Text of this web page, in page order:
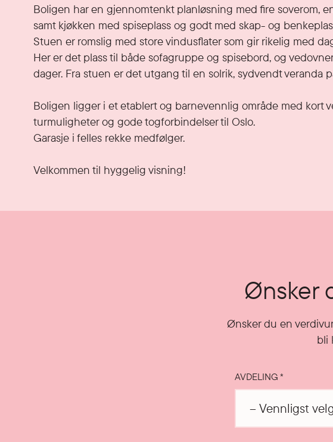
Boligen har en gjennomtenkt planløsning med fire soverom,
samt kjøkken med spiseplass og godt med skap- og
Stuen er romslig med store vindusflater som gir rikelig med
Her er det plass til både sofagruppe og spisebord, og
dager. Fra stuen er det utgang til en solrik, sydvendt veranda
Boligen ligger i et etablert og barnevennlig område med kort
turmuligheter og gode togforbindelser til Oslo.
Garasje i felles rekke medfølger.
Velkommen til hyggelig visning!
Ønsker
Ønsker du en
bli
AVDELING*